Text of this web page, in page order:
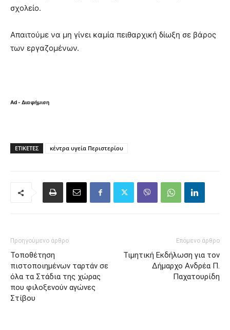
σχολείο.
Απαιτούμε να μη γίνει καμία πειθαρχική δίωξη σε βάρος
των εργαζομένων.
Ad - Διαφήμιση
ΕΤΙΚΈΤΕΣ κέντρα υγεία Περιστερίου
Προηγούμενο άρθρο
Τοποθέτηση
πιστοποιημένων ταρτάν σε
όλα τα Στάδια της χώρας
που φιλοξενούν αγώνες
Στίβου
Επόμενο άρθρο
Τιμητική Εκδήλωση για τον
Δήμαρχο Ανδρέα Π.
Παχατουρίδη